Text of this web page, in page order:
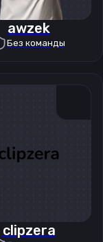
awzek
Без команды
clipzera